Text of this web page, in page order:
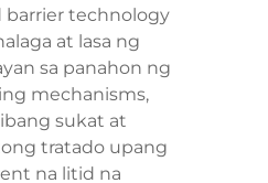
barrier technology
at lasa ng
sa panahon ng
mechanisms,
sukat at
tratado upang
na litid na